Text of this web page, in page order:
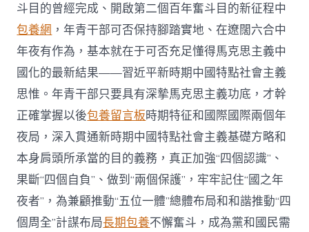
斗目的曾經完成、開啟第二個百年奮斗目的新征程中
包養網 ，年青干部可否保持腳踏實地、在遼闊六合中
年夜有作為，基本就在于可否充足懂得馬克思主義中
國化的最新結果——習近平新時期中國特點社會主義
思惟。年青干部只要具有深摯馬克思主義功底，才幹
正確掌握以後包養留言板時期特征和國際國際兩個年
夜局，深入貫通新時期中國特點社會主義基礎方略和
本身肩頭所承當的目的義務，真正加強“四個認識”、
果斷“四個自負”、做到“兩個保護”，牢牢記住“國之年
夜者”，為兼顧推動“五位一體”總體布局和和諧推動“四
個周全”計謀布局長期包養不懈奮斗，成為黨和國民需